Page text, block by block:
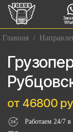
Главная /
от 46800
Работаем 24/7